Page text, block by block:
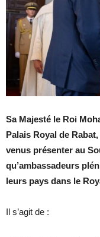
Sa Majesté le Roi
Palais Royal de
venus présenter au
qu’ambassadeurs
leurs pays dans le
Il s’agit de :